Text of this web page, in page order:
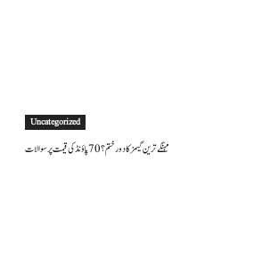
Uncategorized
مہنگے ترین گیمز کا دور ختم؟ 70 پاؤنڈ کی قیمت پر سوالات